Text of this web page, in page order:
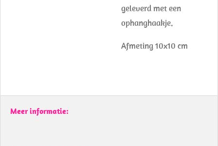
geleverd met een
ophanghaakje.
Afmeting 10x10 cm
Meer informatie: